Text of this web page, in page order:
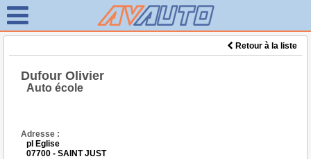
Retour à la liste
Dufour Olivier
Auto école
Adresse :
pl Eglise
07700 - SAINT JUST